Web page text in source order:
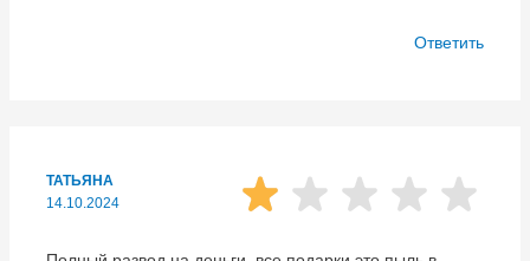
Ответить
ТАТЬЯНА
14.10.2024